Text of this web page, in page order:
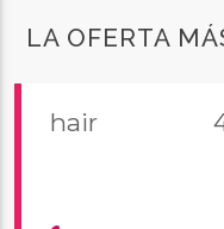
LA OFERTA
hair